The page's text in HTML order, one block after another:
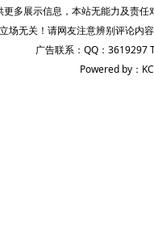
多展示信息，本站无能力及责
场无关！请网友注意辨别评论内
广告联系：QQ：3619297
Powered by：